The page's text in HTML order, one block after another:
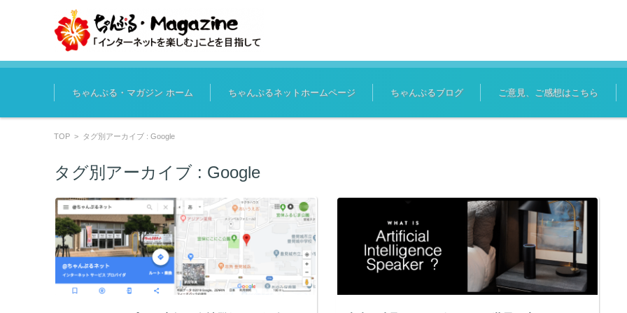
コンテンツに移動
ちゃんぷる・マガジン ホーム ちゃんぷるネットホームページ ちゃんぷるブログ ご意見、ご感想はこちら
TOP > タグ別アーカイブ : Google
タグ別アーカイブ : Google